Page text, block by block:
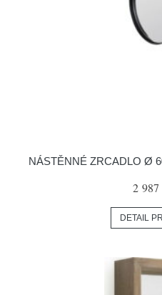
NÁSTĚNNÉ ZRCADLO Ø
2
DETAIL